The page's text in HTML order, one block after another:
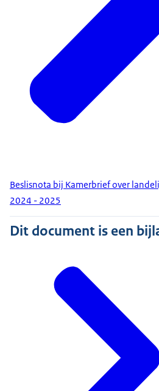
Beslisnota bij Kamerbrief over
2024 - 2025
Dit document is een